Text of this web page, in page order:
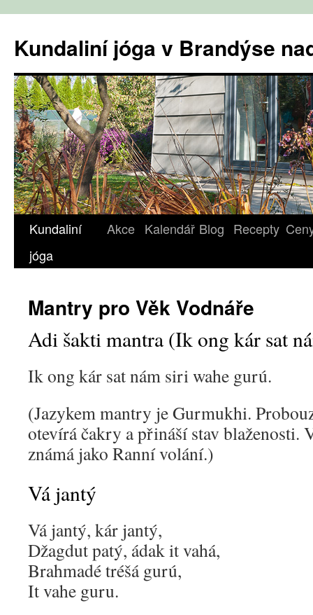
obsahu
webu
Kundaliní jóga v Brandýse
Kundaliní
jóga
Akce Kalendář Blog Recepty
Mantry pro Věk Vodnáře
Adi šakti mantra (Ik ong kár sat
Ik ong kár sat nám siri wahe gurú.
(Jazykem mantry je Gurmukhi.
otevírá čakry a přináší stav blaženosti.
známá jako Ranní volání.)
Vá jantý
Vá jantý, kár jantý,
Džagdut patý, ádak it vahá,
Brahmadé tréšá gurú,
It vahe guru.